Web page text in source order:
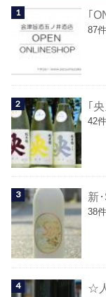
｢
87
｢
42
新
38
☆